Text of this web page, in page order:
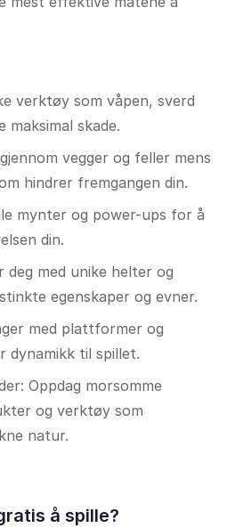
verktøy som våpen, sverd
skade.
vegger og feller mens
hindrer fremgangen din.
mynter og power-ups for å
din.
deg med unike helter og
egenskaper og evner.
med plattformer og
dynamikk til spillet.
Oppdag morsomme
og verktøy som
natur.
å spille?